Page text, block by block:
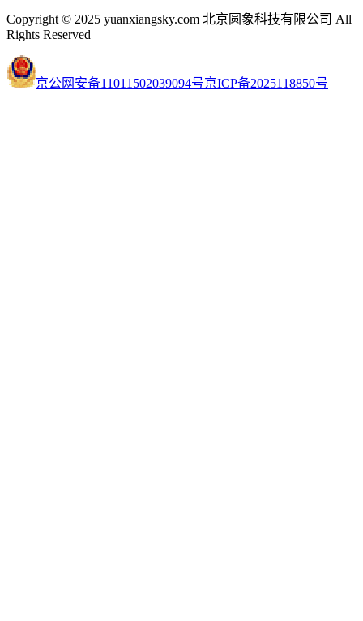
Copyright © 2025 yuanxiangsky.com 北京圆象科技有限公司 All
Rights Reserved
京公网安备11011502039094号京ICP备2025118850号